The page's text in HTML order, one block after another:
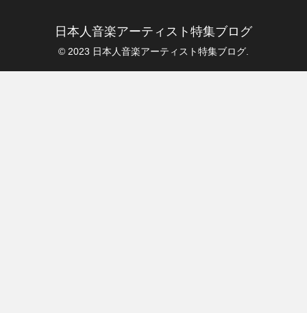
日本人音楽アーティスト特集ブログ
© 2023 日本人音楽アーティスト特集ブログ.